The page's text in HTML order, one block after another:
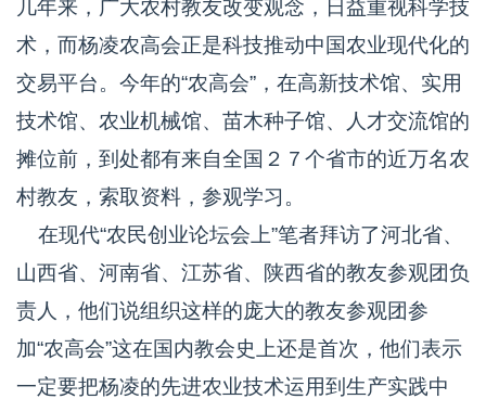
几年来，广大农村教友改变观念，日益重视科学技
术，而杨凌农高会正是科技推动中国农业现代化的
交易平台。今年的“农高会”，在高新技术馆、实用
技术馆、农业机械馆、苗木种子馆、人才交流馆的
摊位前，到处都有来自全国２７个省市的近万名农
村教友，索取资料，参观学习。
在现代“农民创业论坛会上”笔者拜访了河北省、
山西省、河南省、江苏省、陕西省的教友参观团负
责人，他们说组织这样的庞大的教友参观团参
加“农高会”这在国内教会史上还是首次，他们表示
一定要把杨凌的先进农业技术运用到生产实践中